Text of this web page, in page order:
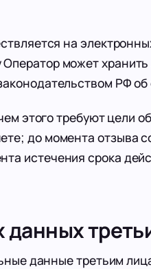
на
может
РФ
этого требуют цели
до момента отзыва
истечения срока
данных
данные третьим